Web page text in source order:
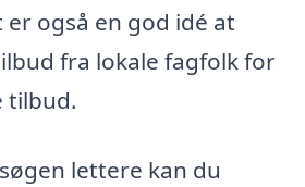
også en god idé at
fra lokale fagfolk for
tilbud.
lettere kan du